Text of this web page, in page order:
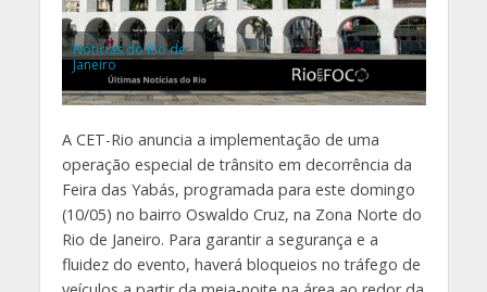
Noticias do Rio de
Janeiro
A CET-Rio anuncia a implementação de uma
operação especial de trânsito em decorrência da
Feira das Yabás, programada para este domingo
(10/05) no bairro Oswaldo Cruz, na Zona Norte do
Rio de Janeiro. Para garantir a segurança e a
fluidez do evento, haverá bloqueios no tráfego de